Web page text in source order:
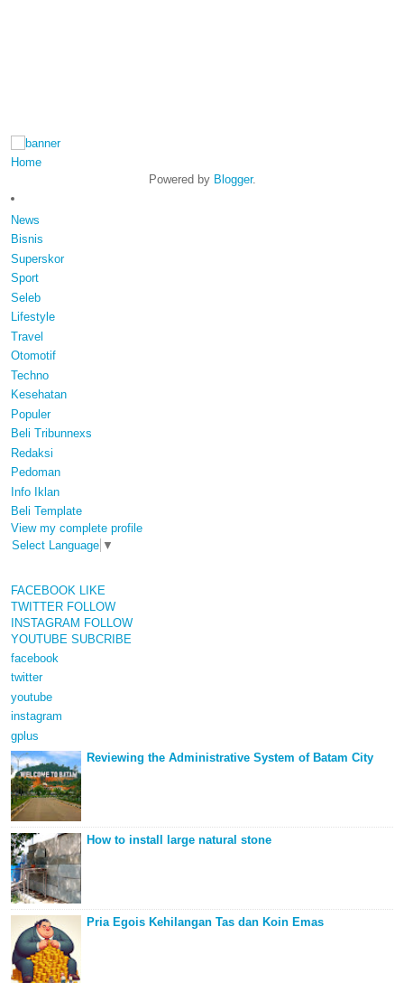
Home
Powered by Blogger.
News
Bisnis
Superskor
Sport
Seleb
Lifestyle
Travel
Otomotif
Techno
Kesehatan
Populer
Beli Tribunnexs
Redaksi
Pedoman
Info Iklan
Beli Template
View my complete profile
Select Language ▼
FACEBOOK LIKE
TWITTER FOLLOW
INSTAGRAM FOLLOW
YOUTUBE SUBCRIBE
facebook
twitter
youtube
instagram
gplus
Reviewing the Administrative System of Batam City
How to install large natural stone
Pria Egois Kehilangan Tas dan Koin Emas